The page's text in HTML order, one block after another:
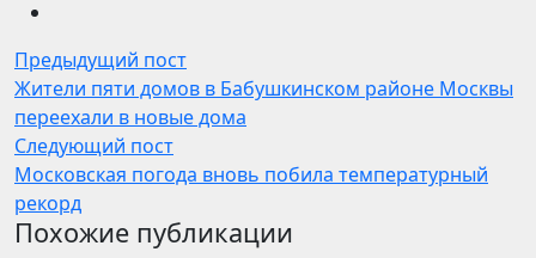
Предыдущий пост
Жители пяти домов в Бабушкинском районе Москвы
переехали в новые дома
Следующий пост
Московская погода вновь побила температурный
рекорд
Похожие публикации